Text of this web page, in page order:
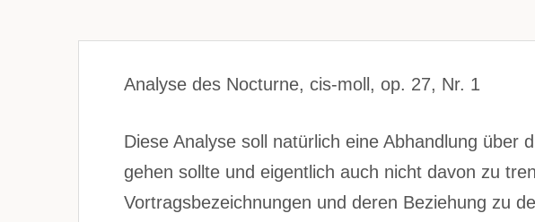
Analyse des Nocturne, cis-moll, op. 27, Nr. 1
Diese Analyse soll natürlich eine Abhandlung über
gehen sollte und eigentlich auch nicht davon zu
Vortragsbezeichnungen und deren Beziehung zu